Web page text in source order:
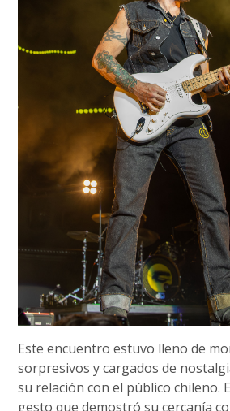
Este encuentro estuvo lleno de
sorpresivos y cargados de
su relación con el público chileno.
gesto que demostró su cercanía